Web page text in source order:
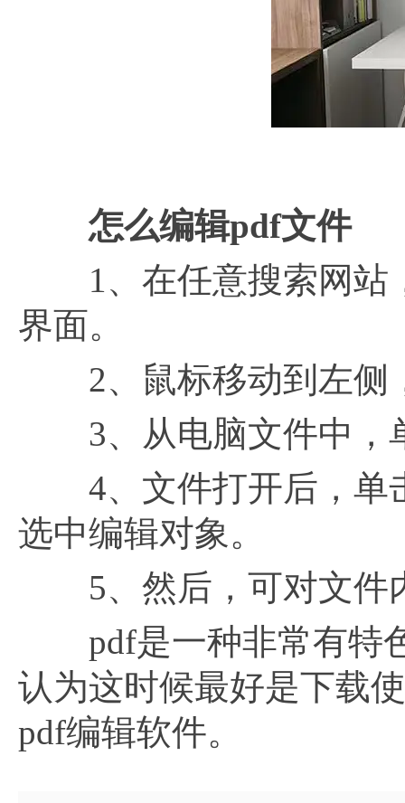
怎么编辑pdf文件
1、在任意搜索网站
界面。
2、鼠标移动到左侧
3、从电脑文件中，
4、文件打开后，单击
选中编辑对象。
5、然后，可对文件
pdf是一种非常有特
认为这时候最好是下载
pdf编辑软件。